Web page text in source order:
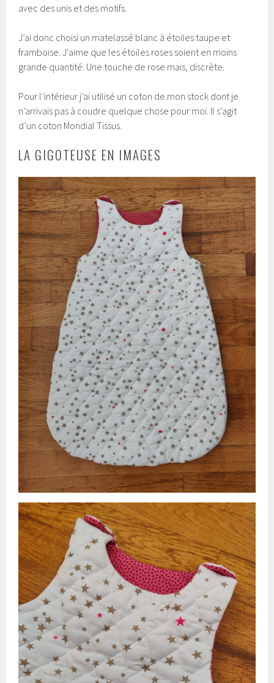
avec des unis et des motifs.
J’ai donc choisi un matelassé blanc à étoiles taupe et
framboise. J’aime que les étoiles roses soient en moins
grande quantité. Une touche de rose mais, discrète.
Pour l’intérieur j’ai utilisé un coton de mon stock dont je
n’arrivais pas à coudre quelque chose pour moi. Il s’agit
d’un coton Mondial Tissus.
LA GIGOTEUSE EN IMAGES